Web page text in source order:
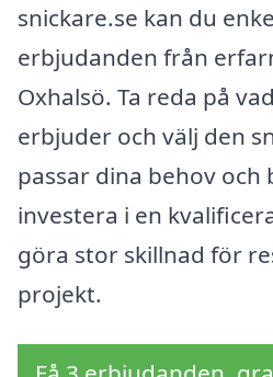
snickare.se kan du
erbjudanden från
Oxhalsö. Ta reda på
erbjuder och välj den
passar dina behov och
investera i en
göra stor skillnad för
projekt.